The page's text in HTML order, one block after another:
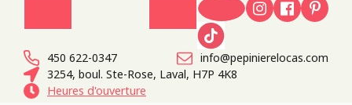
450 622-0347
info@pepinierelocas.com
3254, boul. Ste-Rose, Laval, H7P 4K8
Heures d'ouverture